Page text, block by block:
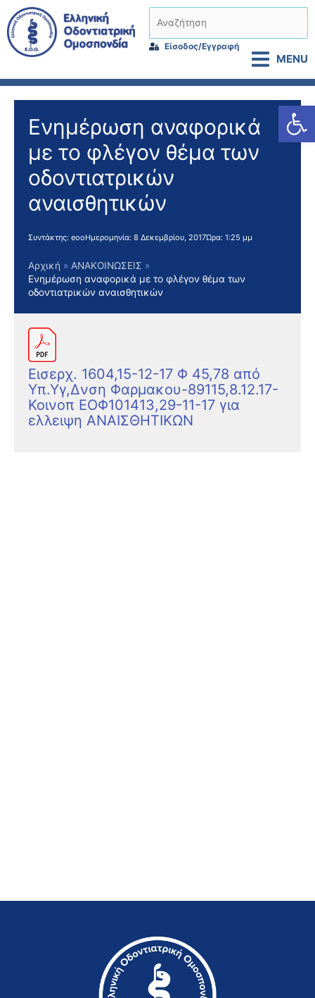
Μετάβαση
στο
περιεχόμενο
Είσοδος/Εγγραφή
MENU
Ενημέρωση αναφορικά
με το φλέγον θέμα των
οδοντιατρικών
αναισθητικών
Συντάκτης: eooΗμερομηνία: 8 Δεκεμβρίου, 2017Ώρα: 1:25 μμ
Αρχική
ΑΝΑΚΟΙΝΩΣΕΙΣ
Ενημέρωση αναφορικά με το φλέγον θέμα των
οδοντιατρικών αναισθητικών
Eισερχ. 1604,15-12-17 Φ 45,78 από
Υπ.Υγ,Δνση Φαρμακου-89115,8.12.17-
Κοινοπ ΕΟΦ101413,29-11-17 για
ελλειψη ΑΝΑΙΣΘΗΤΙΚΩΝ